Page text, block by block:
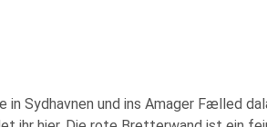
Sydhavnen und ins Amager Fælled